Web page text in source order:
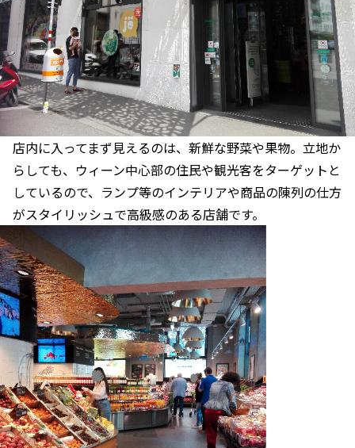
店内に入ってまず見えるのは、新鮮な野菜や果物。立地か
らしても、ウィーン中心部の住民や観光客をターゲットと
しているので、ランプ等のインテリアや商品の陳列の仕方
がスタイリッシュで高級感のある店舗です。